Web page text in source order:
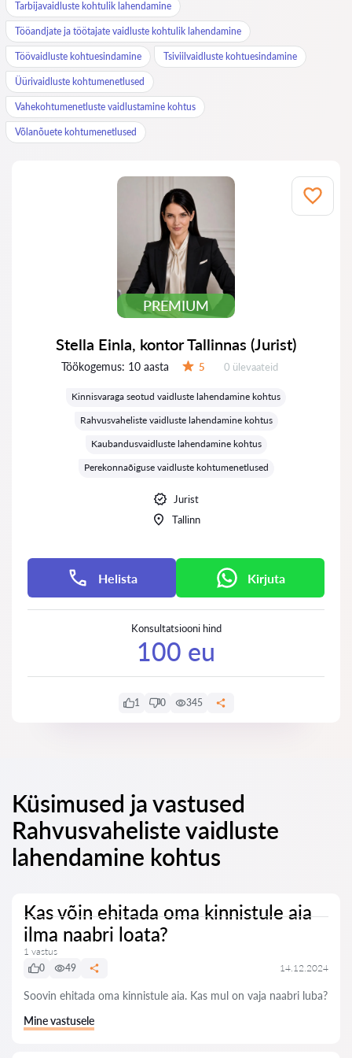
Tarbijavaidluste kohtulik lahendamine
Tööandjate ja töötajate vaidluste kohtulik lahendamine
Töövaidluste kohtuesindamine Tsiviilvaidluste kohtuesindamine
Üürivaidluste kohtumenetlused
Vahekohtumenetluste vaidlustamine kohtus
Võlanõuete kohtumenetlused
PREMIUM
Stella Einla, kontor Tallinnas (Jurist)
Töökogemus: 10 aasta 5 Ülevaateid:
0 ülevaateid
Kinnisvaraga seotud vaidluste lahendamine kohtus
Rahvusvaheliste vaidluste lahendamine kohtus
Kaubandusvaidluste lahendamine kohtus
Perekonnaõiguse vaidluste kohtumenetlused
Jurist
Tallinn
Helista Kirjuta
Konsultatsiooni hind
100 eu
1 0 345
Küsimused ja vastused
Rahvusvaheliste vaidluste
lahendamine kohtus
Kas võin ehitada oma kinnistule aia
ilma naabri loata?
1 vastus
0
49 14.12.2024
Soovin ehitada oma kinnistule aia. Kas mul on vaja naabri luba?
Mine vastusele